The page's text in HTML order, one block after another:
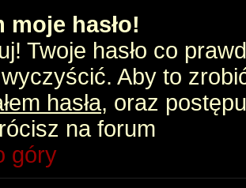
moje hasło!
Twoje hasło co
Aby to
hasła, oraz
na forum
góry